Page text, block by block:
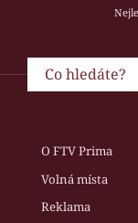
O FTV Prima
Volná místa
Reklama